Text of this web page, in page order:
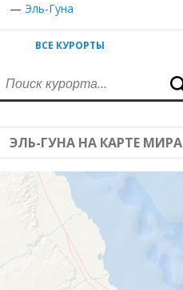
— Эль-Гуна
ВСЕ КУРОРТЫ
ЭЛЬ-ГУНА НА КАРТЕ МИРА